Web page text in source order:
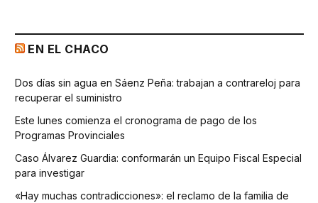
EN EL CHACO
Dos días sin agua en Sáenz Peña: trabajan a contrareloj para
recuperar el suministro
Este lunes comienza el cronograma de pago de los
Programas Provinciales
Caso Álvarez Guardia: conformarán un Equipo Fiscal Especial
para investigar
«Hay muchas contradicciones»: el reclamo de la familia de